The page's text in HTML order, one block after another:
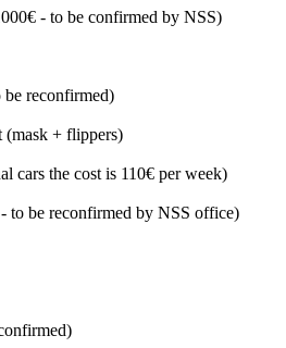
- to be confirmed by NSS)
be reconfirmed)
(mask + flippers)
cars the cost is 110€ per week)
to be reconfirmed by NSS office)